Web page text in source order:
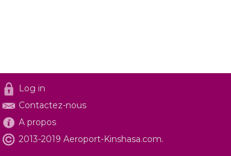
Log in
Contactez-nous
A propos
2013-2019 Aeroport-Kinshasa.com.